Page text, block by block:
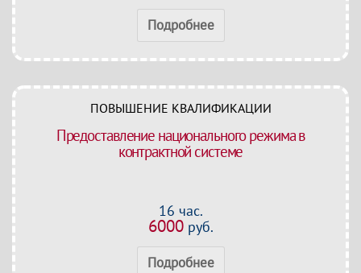
Подробнее
ПОВЫШЕНИЕ КВАЛИФИКАЦИИ
Предоставление национального режима в
контрактной системе
16 час.
6000руб.
Подробнее